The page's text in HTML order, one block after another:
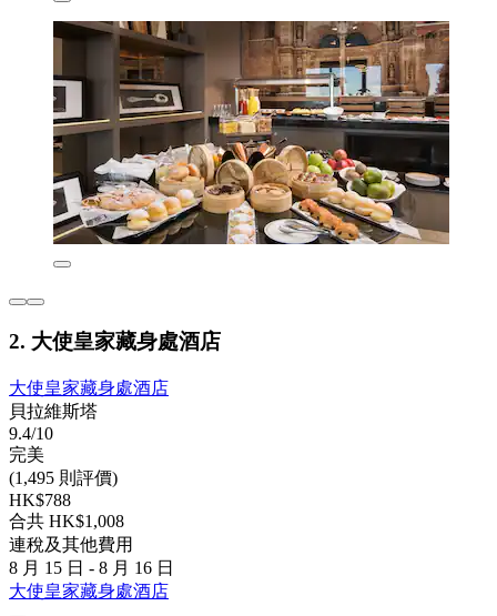
2. 大使皇家藏身處酒店
大使皇家藏身處酒店
貝拉維斯塔
9.4/10
完美
(1,495 則評價)
HK$788
合共 HK$1,008
連稅及其他費用
8 月 15 日 - 8 月 16 日
大使皇家藏身處酒店